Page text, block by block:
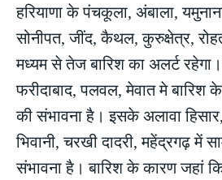
हरियाणा के पंचकूला, अंबाला,
सोनीपत, जींद, कैथल, कुरुक्षेत्र,
मध्यम से तेज बारिश का अलर्ट
फरीदाबाद, पलवल, मेवात मे बारिश
की संभावना है। इसके अलावा
भिवानी, चरखी दादरी, महेंद्रगढ़ में
संभावना है। बारिश के कारण जहां